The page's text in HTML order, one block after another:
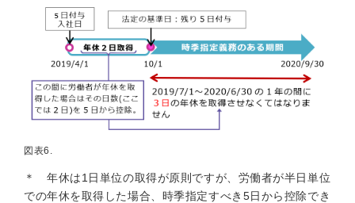
図表6.
＊ 年休は1日単位の取得が原則ですが、労働者が半日単位
での年休を取得した場合、時季指定すべき5日から控除でき